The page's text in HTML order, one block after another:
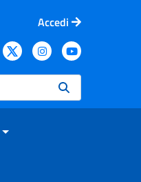
Accedi